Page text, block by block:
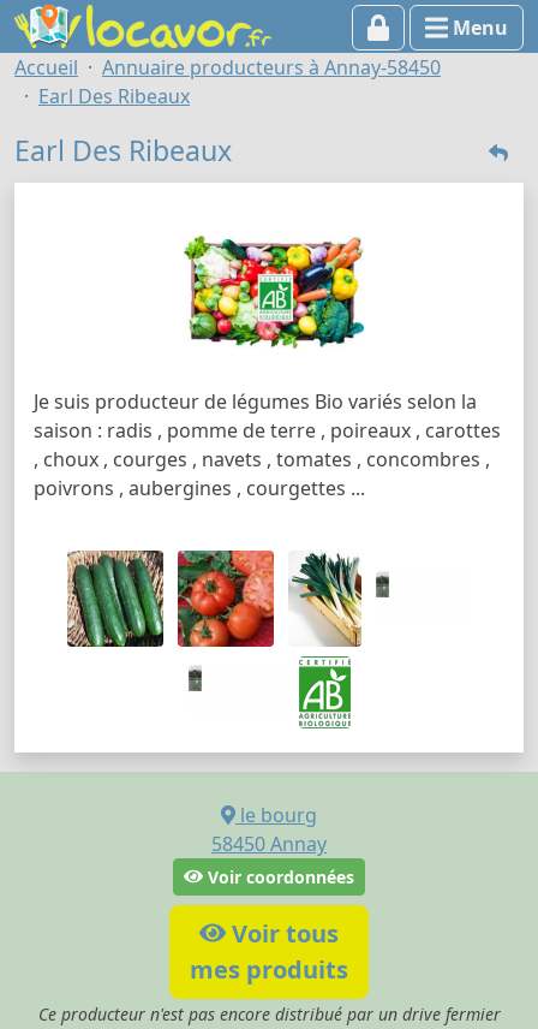
Menu
Accueil
Annuaire producteurs à Annay-58450
Earl Des Ribeaux
Earl Des Ribeaux
Je suis producteur de légumes Bio variés selon la
saison : radis , pomme de terre , poireaux , carottes
, choux , courges , navets , tomates , concombres ,
poivrons , aubergines , courgettes ...
le bourg
58450Annay
Voir coordonnées
Voir tous
mes produits
Ce producteur n'est pas encore distribué par un drive fermier